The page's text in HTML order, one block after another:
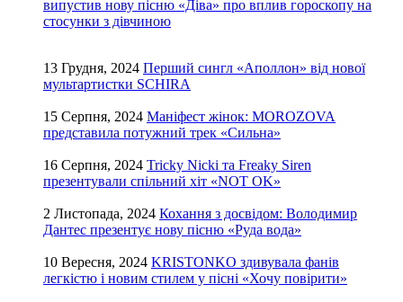
випустив нову пісню «Діва» про вплив гороскопу на
стосунки з дівчиною
13 Грудня, 2024 Перший сингл «Аполлон» від нової
мультартистки SCHIRA
15 Серпня, 2024 Маніфест жінок: MOROZOVA
представила потужний трек «Сильна»
16 Серпня, 2024 Tricky Nicki та Freaky Siren
презентували спільний хіт «NOT OK»
2 Листопада, 2024 Кохання з досвідом: Володимир
Дантес презентує нову пісню «Руда вода»
10 Вересня, 2024 KRISTONKO здивувала фанів
легкістю і новим стилем у пісні «Хочу повірити»